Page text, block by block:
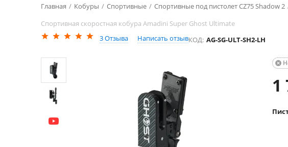
Главная / Кобуры / Спортивные / Спортивные под пистолет CZ75 Shadow 2
Спортивная скоростная кобура Amadini Super Ghost Ultimate
3Отзыва Написать отзывКОД: AG-SG-ULT-SH2-LH

1